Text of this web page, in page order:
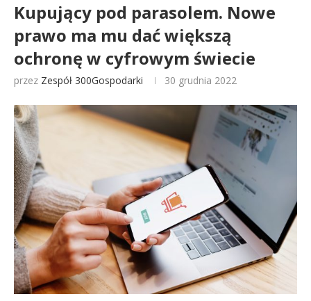
Kupujący pod parasolem. Nowe
prawo ma mu dać większą
ochronę w cyfrowym świecie
przez Zespół 300Gospodarki 30 grudnia 2022